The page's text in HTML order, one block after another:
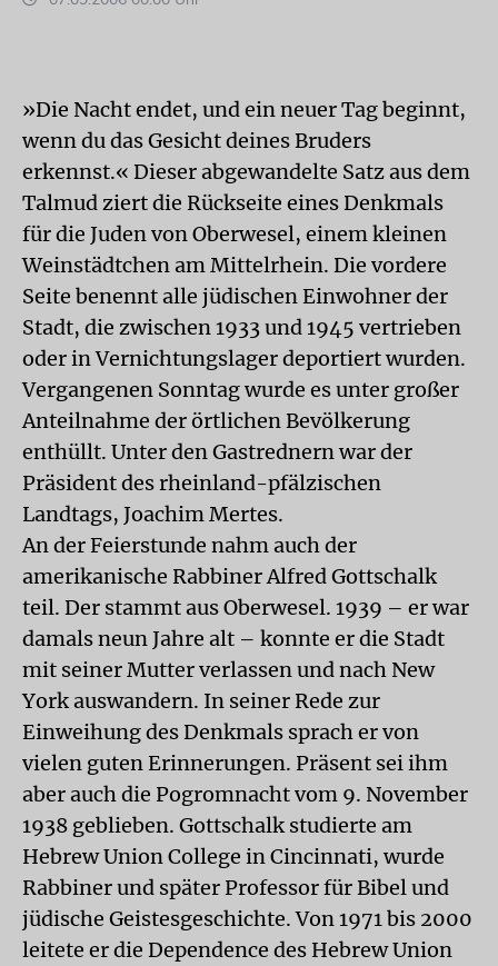
»Die Nacht endet, und ein neuer Tag beginnt,
wenn du das Gesicht deines Bruders
erkennst.« Dieser abgewandelte Satz aus dem
Talmud ziert die Rückseite eines Denkmals
für die Juden von Oberwesel, einem kleinen
Weinstädtchen am Mittelrhein. Die vordere
Seite benennt alle jüdischen Einwohner der
Stadt, die zwischen 1933 und 1945 vertrieben
oder in Vernichtungslager deportiert wurden.
Vergangenen Sonntag wurde es unter großer
Anteilnahme der örtlichen Bevölkerung
enthüllt. Unter den Gastrednern war der
Präsident des rheinland-pfälzischen
Landtags, Joachim Mertes.
An der Feierstunde nahm auch der
amerikanische Rabbiner Alfred Gottschalk
teil. Der stammt aus Oberwesel. 1939 – er war
damals neun Jahre alt – konnte er die Stadt
mit seiner Mutter verlassen und nach New
York auswandern. In seiner Rede zur
Einweihung des Denkmals sprach er von
vielen guten Erinnerungen. Präsent sei ihm
aber auch die Pogromnacht vom 9. November
1938 geblieben. Gottschalk studierte am
Hebrew Union College in Cincinnati, wurde
Rabbiner und später Professor für Bibel und
jüdische Geistesgeschichte. Von 1971 bis 2000
leitete er die Dependence des Hebrew Union